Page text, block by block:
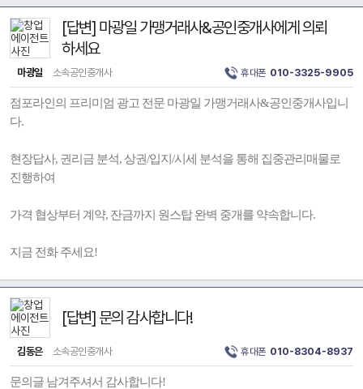
[답변] 마광일 가맹거래사&공인중개사에게 의뢰
하세요
마광일 소속공인중개사 휴대폰 010-3325-9905
점포라인의 프리미엄 광고 전문 마광일 가맹거래사&공인중개사입니
다.
현장답사, 권리금 분석, 상권/입지/시세 분석을 통해 집중관리매물로
진행하여
가격 협상부터 계약, 잔금까지 원스탑 완벽 중개를 약속합니다.
지금 전화 주세요!
[답변] 문의 감사합니다!
김동은 소속공인중개사 휴대폰 010-8304-8937
문의글 남겨주셔서 감사합니다!